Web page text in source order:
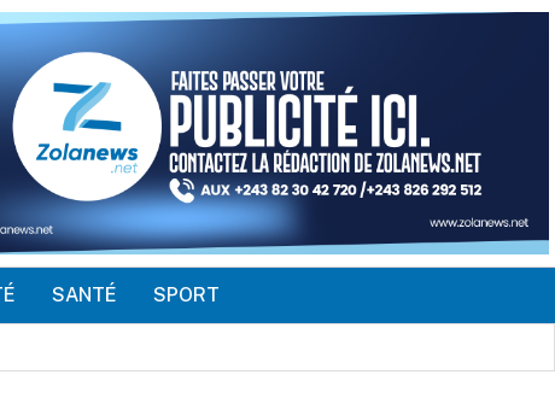
SANTÉ SPORT